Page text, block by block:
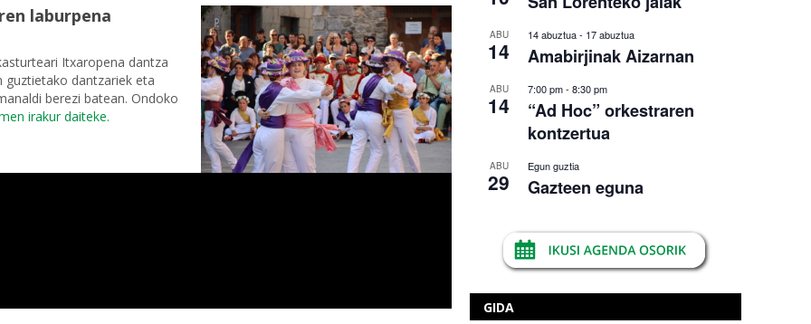
laburpena
Itxaropena dantza
guztietako dantzariek eta
berezi batean. Ondoko
irakur daiteke.
ABU
14
14 abuztua- 17 abuztua
Amabirjinak Aizarnan
ABU
14
7:00 pm- 8:30 pm
“Ad Hoc” orkestraren
kontzertua
ABU
29
Egun guztia
Gazteen eguna
GIDA